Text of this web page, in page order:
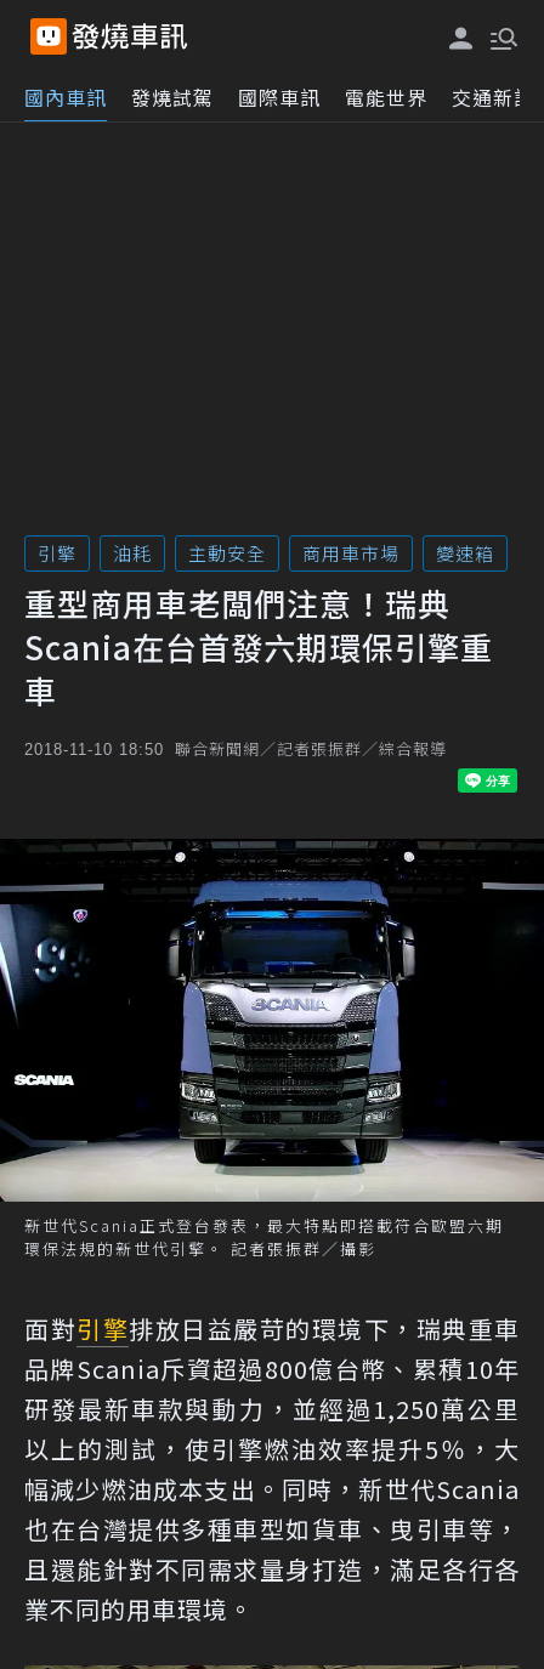
國內車訊 發燒試駕 國際車訊 電能世界 交通新訊
引擎 油耗 主動安全 商用車市場 變速箱
重型商用車老闆們注意！瑞典
Scania在台首發六期環保引擎重
車
2018-11-10 18:50 聯合新聞網／記者張振群／綜合報導
新世代Scania正式登台發表，最大特點即搭載符合歐盟六期
環保法規的新世代引擎。 記者張振群／攝影
面對引擎排放日益嚴苛的環境下，瑞典重車
品牌Scania斥資超過800億台幣、累積10年
研發最新車款與動力，並經過1,250萬公里
以上的測試，使引擎燃油效率提升5％，大
幅減少燃油成本支出。同時，新世代Scania
也在台灣提供多種車型如貨車、曳引車等，
且還能針對不同需求量身打造，滿足各行各
業不同的用車環境。